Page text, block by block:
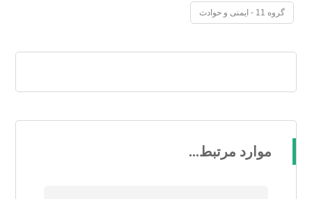
گروه 11 - ایمنی و حوادث
موارد مرتبط...